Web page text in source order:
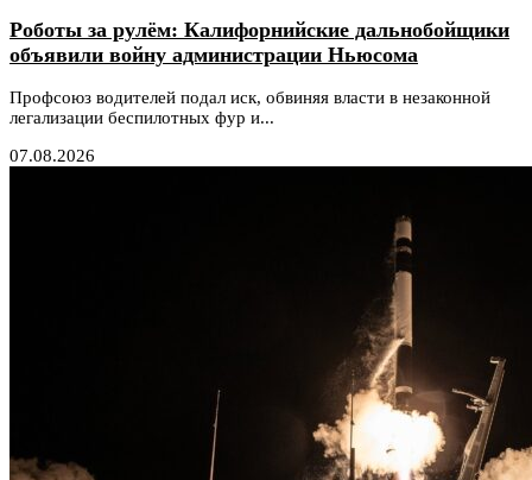
Роботы за рулём: Калифорнийские дальнобойщики
объявили войну администрации Ньюсома
Профсоюз водителей подал иск, обвиняя власти в незаконной
легализации беспилотных фур и...
07.08.2026